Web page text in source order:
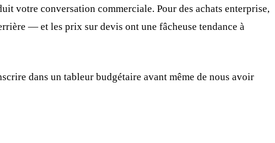
votre conversation commerciale. Pour des achats enterprise,
— et les prix sur devis ont une fâcheuse tendance à
dans un tableur budgétaire avant même de nous avoir